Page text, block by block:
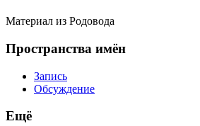
Материал из Родовода
Пространства имён
Запись
Обсуждение
Ещё